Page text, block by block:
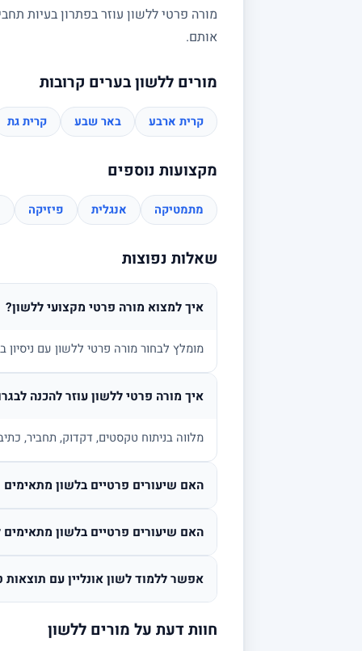
מורה פרטי ללשון עוזר בפתרון בעיות
אותם.
מורים ללשון בערים קרובות
קרית ארבע באר שבע קרית גת
מקצועות נוספים
מתמטיקה אנגלית פיזיקה
שאלות נפוצות
איך למצוא מורה פרטי מקצועי ללשון?
מומלץ לבחור מורה פרטי ללשון עם
איך מורה פרטי ללשון עוזר להכנה
מלווה בניתוח טקסטים, דקדוק, תחביר,
האם שיעורים פרטיים בלשון מתאימים
האם שיעורים פרטיים בלשון מתאימים
אפשר ללמוד לשון אונליין עם תוצאות
חוות דעת על מורים ללשון